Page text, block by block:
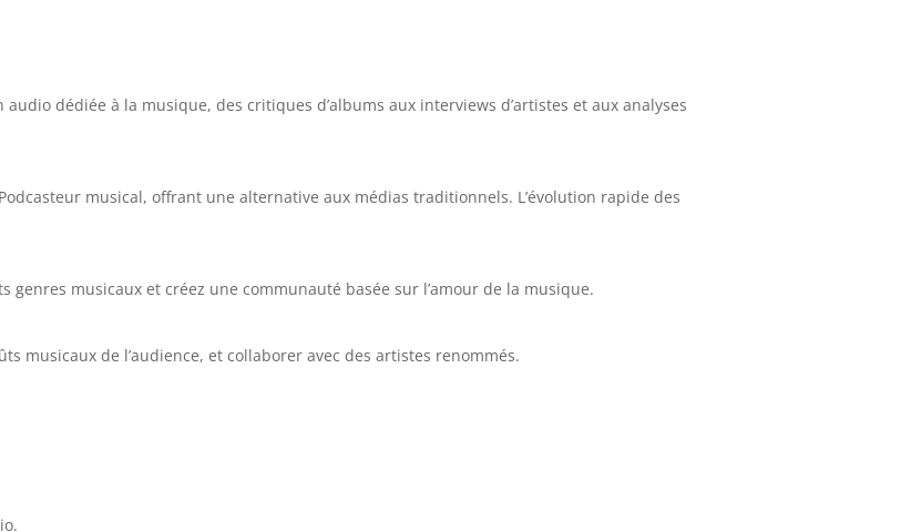
dédiée à la musique, des critiques d’albums aux interviews d’artistes et aux analyses
musical, offrant une alternative aux médias traditionnels. L’évolution rapide des
musicaux et créez une communauté basée sur l’amour de la musique.
musicaux de l’audience, et collaborer avec des artistes renommés.